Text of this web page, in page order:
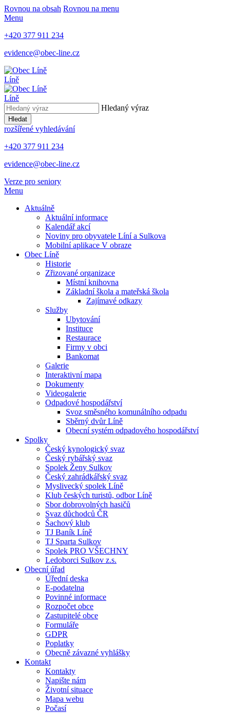
Rovnou na obsah Rovnou na menu
Menu
+420 377 911 234
evidence@obec-line.cz
Líně
Líně
Hledaný výraz
Hledat
rozšířené vyhledávání
+420 377 911 234
evidence@obec-line.cz
Verze pro seniory
Menu
Aktuálně
Aktuální informace
Kalendář akcí
Noviny pro obyvatele Líní a Sulkova
Mobilní aplikace V obraze
Obec Líně
Historie
Zřizované organizace
Místní knihovna
Základní škola a mateřská škola
Zajímavé odkazy
Služby
Ubytování
Instituce
Restaurace
Firmy v obci
Bankomat
Galerie
Interaktivní mapa
Dokumenty
Videogalerie
Odpadové hospodářství
Svoz směsného komunálního odpadu
Sběrný dvůr Líně
Obecní systém odpadového hospodářství
Spolky
Český kynologický svaz
Český rybářský svaz
Spolek Ženy Sulkov
Český zahrádkářský svaz
Myslivecký spolek Líně
Klub českých turistů, odbor Líně
Sbor dobrovolných hasičů
Svaz důchodců ČR
Šachový klub
TJ Baník Líně
TJ Sparta Sulkov
Spolek PRO VŠECHNY
Ledoborci Sulkov z.s.
Obecní úřad
Úřední deska
E-podatelna
Povinné informace
Rozpočet obce
Zastupitelé obce
Formuláře
GDPR
Poplatky
Obecně závazné vyhlášky
Kontakt
Kontakty
Napište nám
Životní situace
Mapa webu
Počasí